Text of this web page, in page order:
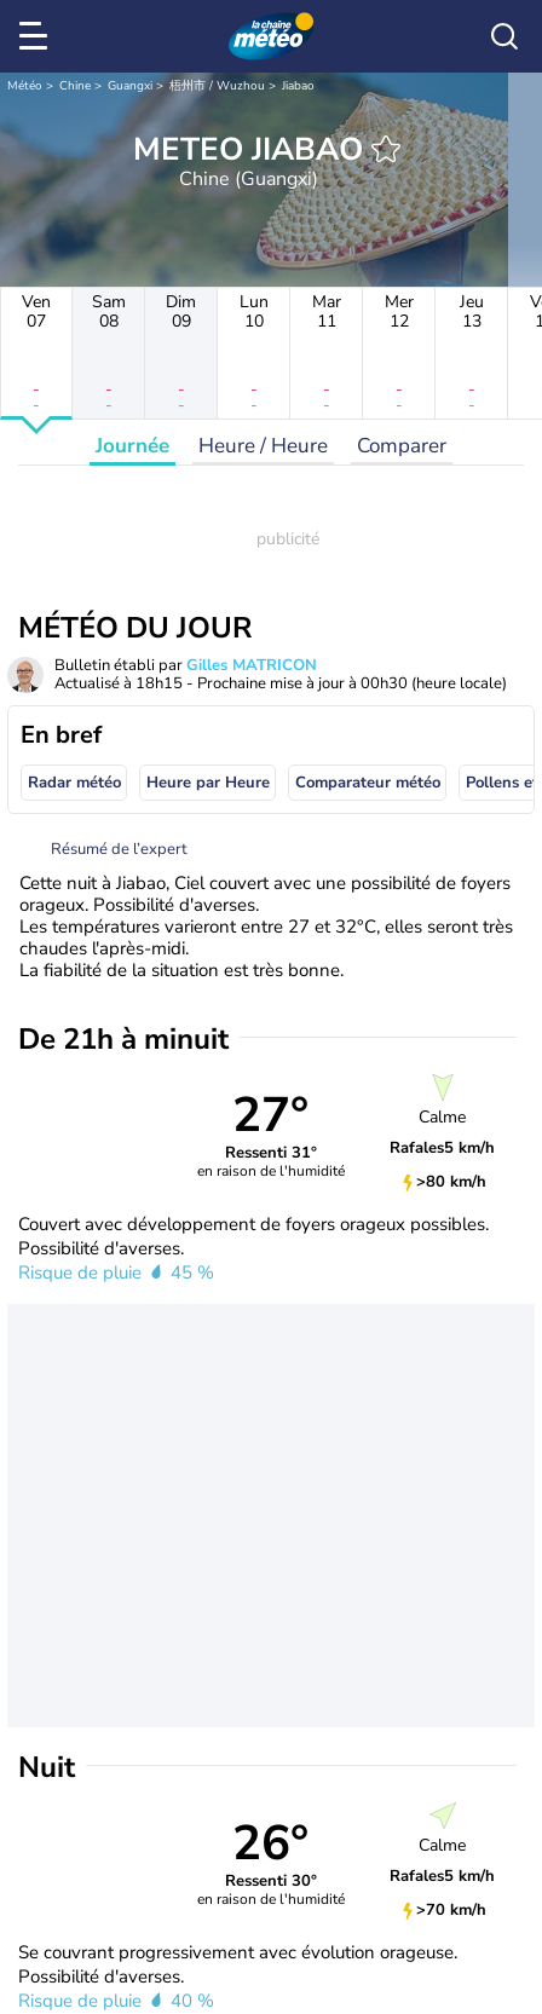
Météo Chine Guangxi 梧州市 / Wuzhou Jiabao
METEO JIABAO
Chine (Guangxi)
Ven
07
-
-
Sam
08
-
-
Dim
09
-
-
Lun
10
-
-
Mar
11
-
-
Mer
12
-
-
Jeu
13
-
-
Journée Heure / Heure Comparer
MÉTÉO DU JOUR
Bulletin établi parGilles MATRICON
Actualisé à 18h15 - Prochaine mise à jour à 00h30 (heure locale)
En bref
Radar météo Heure par Heure Comparateur météo Pollens
Résumé de l’expert
Cette nuit à Jiabao, Ciel couvert avec une possibilité de foyers
orageux. Possibilité d'averses.
Les températures varieront entre 27 et 32°C, elles seront très
chaudes l'après-midi.
La fiabilité de la situation est très bonne.
De 21h à minuit
27°
Ressenti 31°
en raison de l'humidité
Calme
Rafales5 km/h
>80 km/h
Couvert avec développement de foyers orageux possibles.
Possibilité d'averses.
Risque de pluie
45 %
Nuit
26°
Ressenti 30°
en raison de l'humidité
Calme
Rafales5 km/h
>70 km/h
Se couvrant progressivement avec évolution orageuse.
Possibilité d'averses.
Risque de pluie
40 %